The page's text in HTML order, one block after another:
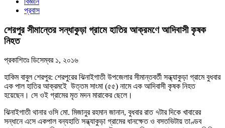
প্রবাস
শেরপুর সীমান্তের সন্ধাকুড়া গ্রামে হাতির আক্রমণে আদিবাসী কৃষক
নিহত
প্রকাশিতঃ ডিসেম্বর ১, ২০১৬
হাকিম বাবুল শেরপুর: শেরপুরের ঝিনাইগাতী উপজেলার সীমান্তবর্তী সন্ধ্যাকুড়া গ্রামে বুধবার
এক পাল হাতির আক্রমইে উত্তম সাংমা (৫৫) নামে এক আদিবাসী কৃষক নিহত
হয়েছেন। সে ওই গ্রামের মৃত মদন মারাকের ছেলে।
ঝিনাইগাতী থানার ওসি মো. মিজানুর রহমান জানান, বুধবার রাত ৭টার দিকে খাবারের
সন্ধানে এসে একপাল বন্যহাতি সন্ধ্যাকুড়া গ্রামের ধানক্ষেত ও বসতভিটায় তাণ্ডব